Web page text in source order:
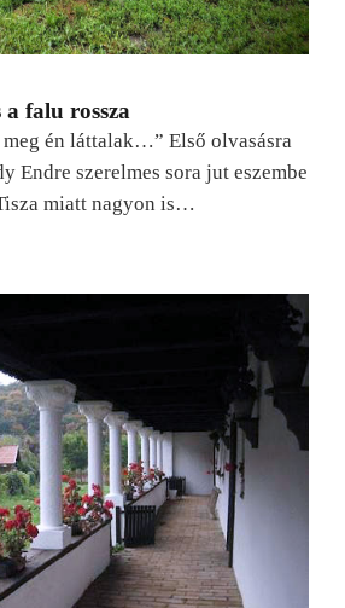
falu rossza
én láttalak…” Első olvasásra
Endre szerelmes sora jut eszembe
miatt nagyon is…